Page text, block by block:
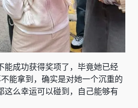
能成功获得奖项了，毕竟她已经
能拿到，确实是对她一个沉重的
这么幸运可以碰到，自己能够有